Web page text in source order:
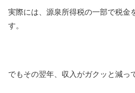
実際には、源泉所得税の一部で税金
す。
でもその翌年、収入がガクッと減っ